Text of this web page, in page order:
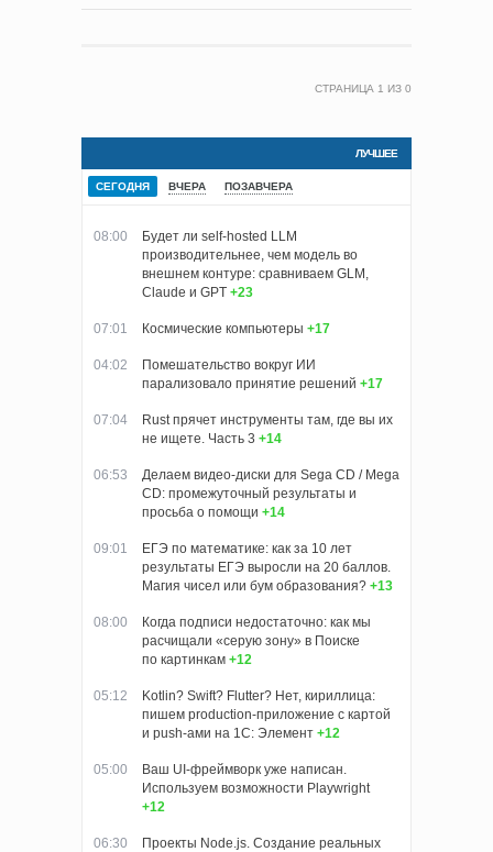
СТРАНИЦА 1 ИЗ 0
ЛУЧШЕЕ
СЕГОДНЯ ВЧЕРА ПОЗАВЧЕРА
08:00
Будет ли self-hosted LLM
производительнее, чем модель во
внешнем контуре: сравниваем GLM,
Claude и GPT +23
07:01 Космические компьютеры +17
04:02
Помешательство вокруг ИИ
парализовало принятие решений +17
07:04
Rust прячет инструменты там, где вы их
не ищете. Часть 3 +14
06:53
Делаем видео-диски для Sega CD / Mega
CD: промежуточный результаты и
просьба о помощи +14
09:01
ЕГЭ по математике: как за 10 лет
результаты ЕГЭ выросли на 20 баллов.
Магия чисел или бум образования? +13
08:00
Когда подписи недостаточно: как мы
расчищали «серую зону» в Поиске
по картинкам +12
05:12
Kotlin? Swift? Flutter? Нет, кириллица:
пишем production-приложение с картой
и push-ами на 1С: Элемент +12
05:00
Ваш UI-фреймворк уже написан.
Используем возможности Playwright
+12
06:30
Проекты Node.js. Создание реальных